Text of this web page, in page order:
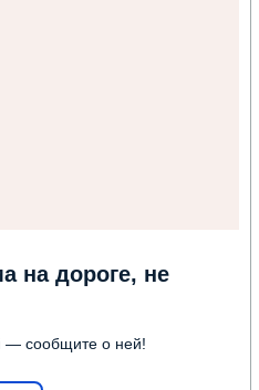
на дороге, не
— сообщите о ней!